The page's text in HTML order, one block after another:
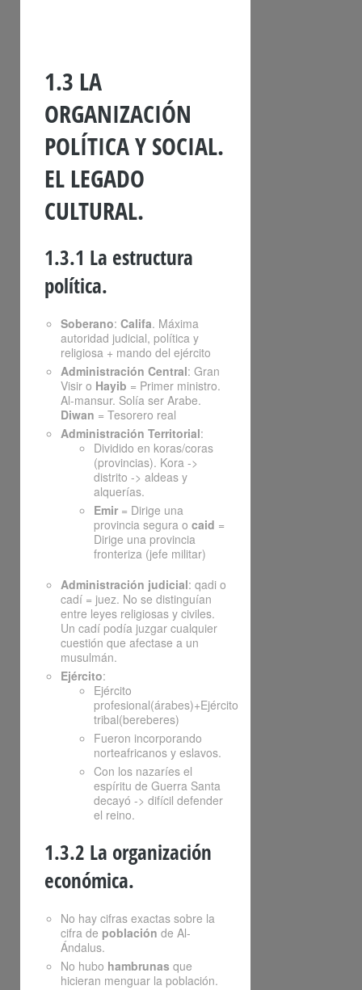
1.3 LA
ORGANIZACIÓN
POLÍTICA Y SOCIAL.
EL LEGADO
CULTURAL.
1.3.1 La estructura
política.
Soberano: Califa. Máxima
autoridad judicial, política y
religiosa + mando del ejército
Administración Central: Gran
Visir o Hayib = Primer ministro.
Al-mansur. Solía ser Arabe.
Diwan = Tesorero real
Administración Territorial:
Dividido en koras/coras
(provincias). Kora ->
distrito -> aldeas y
alquerías.
Emir = Dirige una
provincia segura o caid =
Dirige una provincia
fronteriza (jefe militar)
Administración judicial: qadi o
cadí = juez. No se distinguían
entre leyes religiosas y civiles.
Un cadí podía juzgar cualquier
cuestión que afectase a un
musulmán.
Ejército:
Ejército
profesional(árabes)+Ejército
tribal(bereberes)
Fueron incorporando
norteafricanos y eslavos.
Con los nazaríes el
espíritu de Guerra Santa
decayó -> difícil defender
el reino.
1.3.2 La organización
económica.
No hay cifras exactas sobre la
cifra de población de Al-
Ándalus.
No hubo hambrunas que
hicieran menguar la población.